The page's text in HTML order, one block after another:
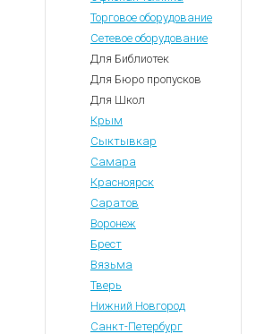
Торговое оборудование
Сетевое оборудование
Для Библиотек
Для Бюро пропусков
Для Школ
Крым
Сыктывкар
Самара
Красноярск
Саратов
Воронеж
Брест
Вязьма
Тверь
Нижний Новгород
Санкт-Петербург